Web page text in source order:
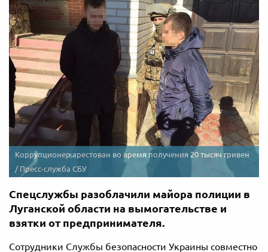
Коррупционер арестован во время получения 20 тысяч гривен
/ Пресс-служба СБУ
Спецслужбы разоблачили майора полиции в
Луганской области на вымогательстве и
взятки от предпринимателя.
Сотрудники Службы безопасности Украины совместно